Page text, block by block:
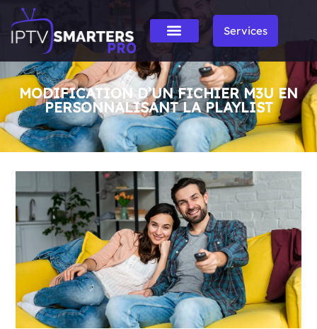
Services
MODIFICATION D’UN FICHIER M3U EN
PERSONNALISANT LA PLAYLIST